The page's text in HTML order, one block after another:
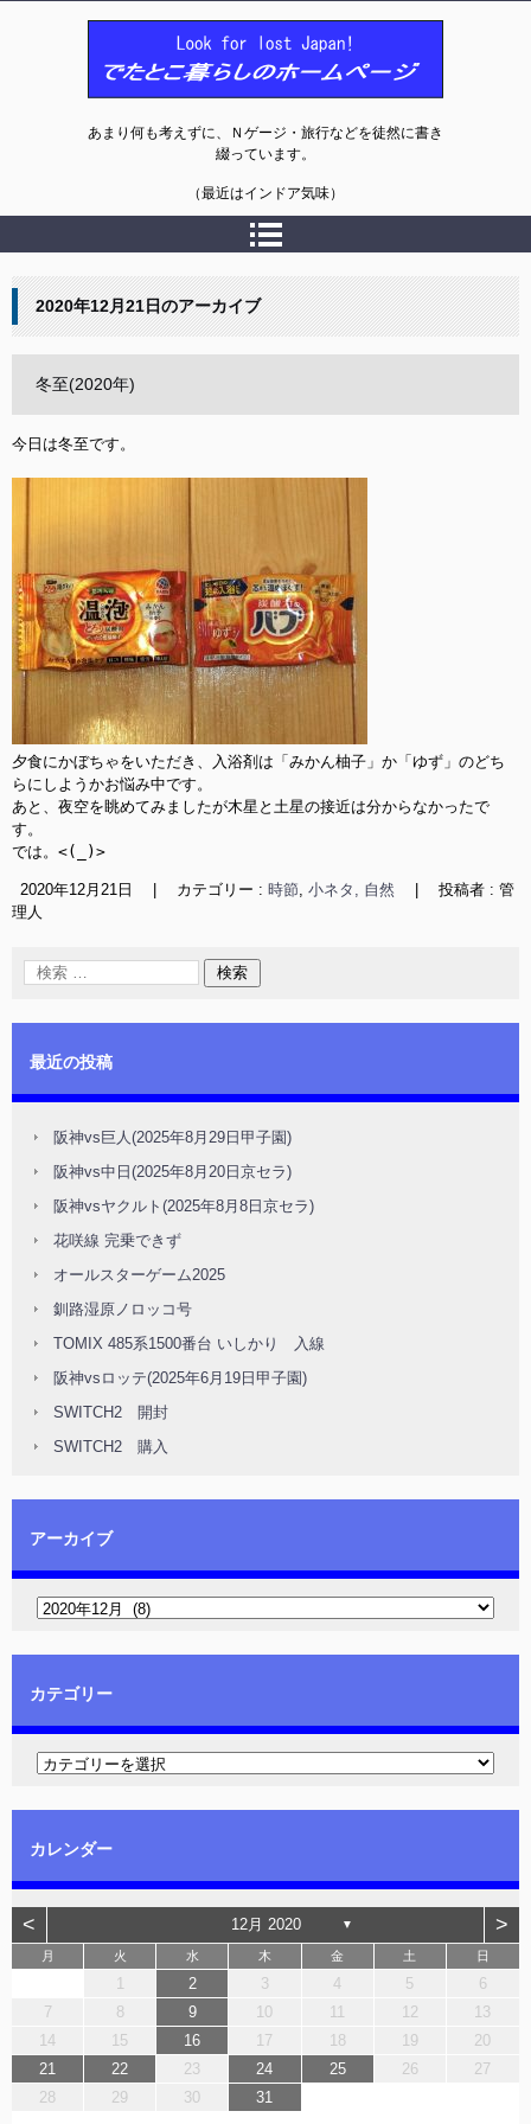
あまり何も考えずに、Ｎゲージ・旅行などを徒然に書き
綴っています。
（最近はインドア気味）
2020年12月21日のアーカイブ
冬至(2020年)
今日は冬至です。
夕食にかぼちゃをいただき、入浴剤は「みかん柚子」か「ゆず」のどち
らにしようかお悩み中です。
あと、夜空を眺めてみましたが木星と土星の接近は分からなかったで
す。
では。<(_)>
2020年12月21日 カテゴリー : 時節, 小ネタ, 自然
投稿者 : 管
理人
最近の投稿
阪神vs巨人(2025年8月29日甲子園)
阪神vs中日(2025年8月20日京セラ)
阪神vsヤクルト(2025年8月8日京セラ)
花咲線 完乗できず
オールスターゲーム2025
釧路湿原ノロッコ号
TOMIX 485系1500番台 いしかり 入線
阪神vsロッテ(2025年6月19日甲子園)
SWITCH2 開封
SWITCH2 購入
アーカイブ
カテゴリー
カレンダー
< 12月 2020 ▼ >
月 火 水 木 金 土 日
1 2 3 4 5
6
7
8 9 10 11 12
13
14
15 16 17 18 19
20
21
22 23 24 25 26
27
28
29 30 31